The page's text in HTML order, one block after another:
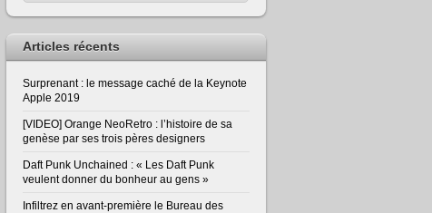
Articles récents
Surprenant : le message caché de la Keynote
Apple 2019
[VIDEO] Orange NeoRetro : l’histoire de sa
genèse par ses trois pères designers
Daft Punk Unchained : « Les Daft Punk
veulent donner du bonheur au gens »
Infiltrez en avant-première le Bureau des